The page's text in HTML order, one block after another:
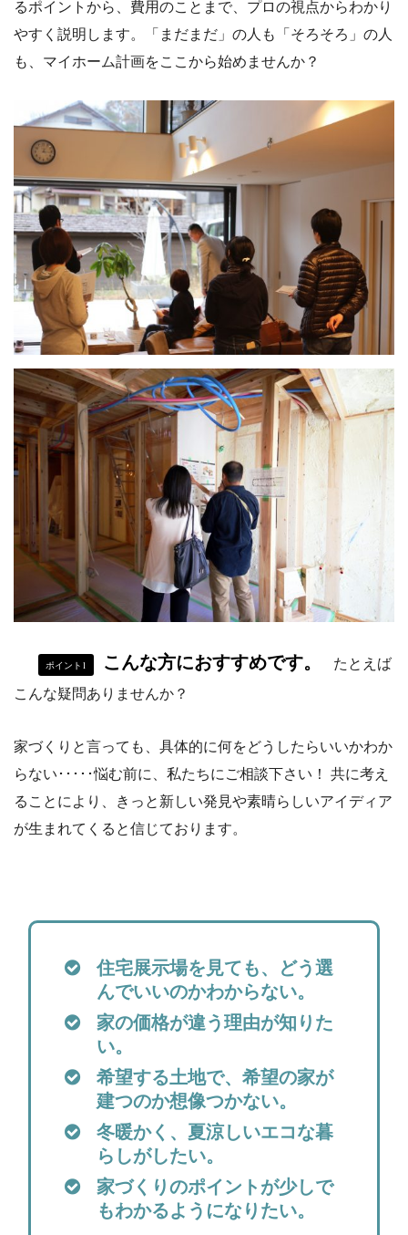
るポイントから、費用のことまで、プロの視点からわかり
やすく説明します。「まだまだ」の人も「そろそろ」の人
も、マイホーム計画をここから始めませんか？
ポイント1 こんな方におすすめです。
たとえば
こんな疑問ありませんか？
家づくりと言っても、具体的に何をどうしたらいいかわか
らない･････悩む前に、私たちにご相談下さい！ 共に考え
ることにより、きっと新しい発見や素晴らしいアイディア
が生まれてくると信じております。
住宅展示場を見ても、どう選
んでいいのかわからない。
家の価格が違う理由が知りた
い。
希望する土地で、希望の家が
建つのか想像つかない。
冬暖かく、夏涼しいエコな暮
らしがしたい。
家づくりのポイントが少しで
もわかるようになりたい。